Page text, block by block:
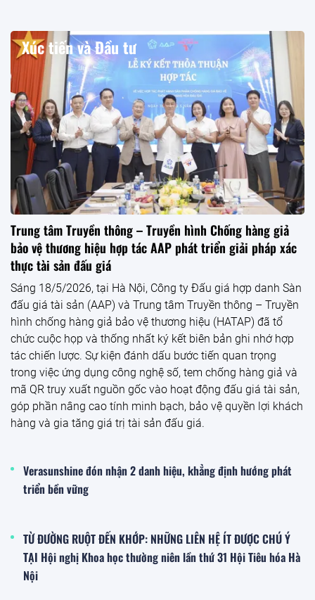
Xúc tiến và Đầu tư
Trung tâm Truyền thông – Truyền hình Chống hàng giả
bảo vệ thương hiệu hợp tác AAP phát triển giải pháp xác
thực tài sản đấu giá
Sáng 18/5/2026, tại Hà Nội, Công ty Đấu giá hợp danh Sàn
đấu giá tài sản (AAP) và Trung tâm Truyền thông – Truyền
hình chống hàng giả bảo vệ thương hiệu (HATAP) đã tổ
chức cuộc họp và thống nhất ký kết biên bản ghi nhớ hợp
tác chiến lược. Sự kiện đánh dấu bước tiến quan trọng
trong việc ứng dụng công nghệ số, tem chống hàng giả và
mã QR truy xuất nguồn gốc vào hoạt động đấu giá tài sản,
góp phần nâng cao tính minh bạch, bảo vệ quyền lợi khách
hàng và gia tăng giá trị tài sản đấu giá.
Verasunshine đón nhận 2 danh hiệu, khẳng định hướng phát
triển bền vững
TỪ ĐƯỜNG RUỘT ĐẾN KHỚP: NHỮNG LIÊN HỆ ÍT ĐƯỢC CHÚ Ý
TẠI Hội nghị Khoa học thường niên lần thứ 31 Hội Tiêu hóa Hà
Nội